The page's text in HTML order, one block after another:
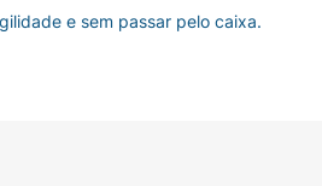
e sem passar pelo caixa.